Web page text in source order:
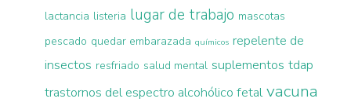
lactancia listeria lugar de trabajo mascotas
pescado quedar embarazada químicos repelente de
insectos resfriado salud mental suplementos tdap
trastornos del espectro alcohólico fetal vacuna